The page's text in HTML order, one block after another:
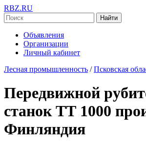
RBZ.RU
Найти
Объявления
Организации
Личный кабинет
Лесная промышленность / Псковская
Передвижной
станок ТТ 1000
Финляндия